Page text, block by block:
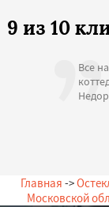
9 из 10
Все
Главная ->
Московской